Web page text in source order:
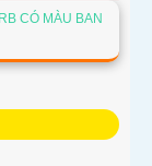
CÓ MÀU BAN